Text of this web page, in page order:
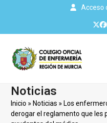
Acceso
Noticias
Inicio » Noticias » Los
derogar el reglamento que les